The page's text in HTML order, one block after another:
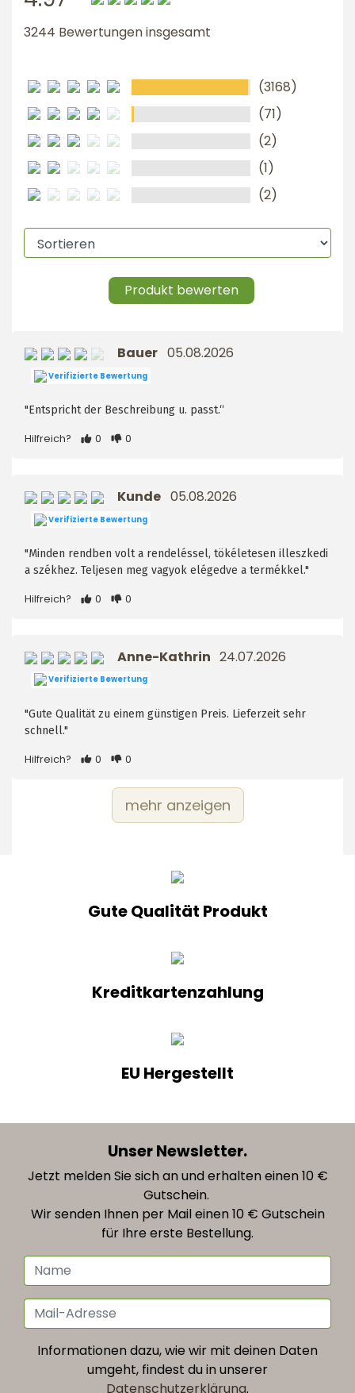
3244 Bewertungen insgesamt
(3168)
(71)
(2)
(1)
(2)
Produkt bewerten
Bauer 05.08.2026
Verifizierte Bewertung
"Entspricht der Beschreibung u. passt.“
Hilfreich? 0 0
Kunde 05.08.2026
Verifizierte Bewertung
"Minden rendben volt a rendeléssel, tökéletesen illeszkedi
a székhez. Teljesen meg vagyok elégedve a termékkel."
Hilfreich? 0 0
Anne-Kathrin 24.07.2026
Verifizierte Bewertung
"Gute Qualität zu einem günstigen Preis. Lieferzeit sehr
schnell."
Hilfreich? 0 0
mehr anzeigen
Gute Qualität Produkt
Kreditkartenzahlung
EU Hergestellt
Unser Newsletter.
Jetzt melden Sie sich an und erhalten einen 10 €
Gutschein.
Wir senden Ihnen per Mail einen 10 € Gutschein
für Ihre erste Bestellung.
Informationen dazu, wie wir mit deinen Daten
umgeht, findest du in unserer
Datenschutzerklärung.